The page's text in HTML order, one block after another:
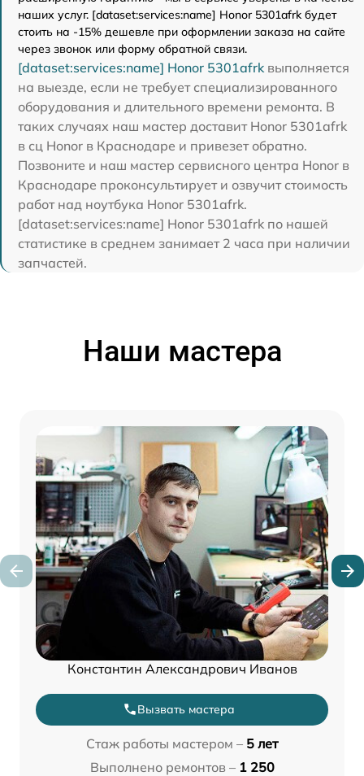
наших услуг. [dataset:services:name] Honor 5301afrk будет
стоить на -15% дешевле при оформлении заказа на сайте
через звонок или форму обратной связи.
[dataset:services:name] Honor 5301afrk выполняется
на выезде, если не требует специализированного
оборудования и длительного времени ремонта. В
таких случаях наш мастер доставит Honor 5301afrk
в сц Honor в Краснодаре и привезет обратно.
Позвоните и наш мастер сервисного центра Honor в
Краснодаре проконсультирует и озвучит стоимость
работ над ноутбука Honor 5301afrk.
[dataset:services:name] Honor 5301afrk по нашей
статистике в среднем занимает 2 часа при наличии
запчастей.
Наши мастера
Константин Александрович Иванов
Вызвать мастера
Стаж работы мастером – 5 лет
Выполнено ремонтов – 1 250